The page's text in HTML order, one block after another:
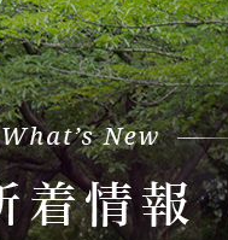
花みずき会員について
オプションサービス
実際の葬儀例
お式の流れ